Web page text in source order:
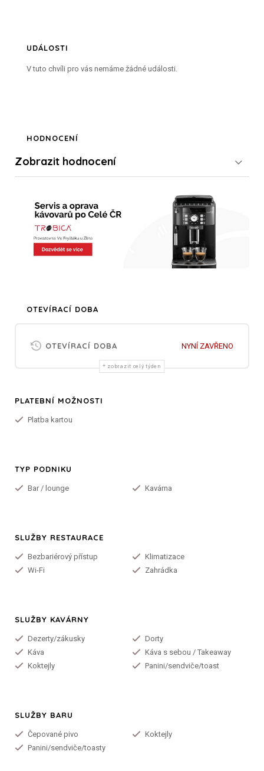
UDÁLOSTI
V tuto chvíli pro vás nemáme žádné události.
HODNOCENÍ
Zobrazit hodnocení
OTEVÍRACÍ DOBA
OTEVÍRACÍ DOBA NYNÍ ZAVŘENO
zobrazit celý týden
PLATEBNÍ MOŽNOSTI
Platba kartou
TYP PODNIKU
Bar / lounge Kavárna
SLUŽBY RESTAURACE
Bezbariérový přístup
Klimatizace
Wi-Fi
Zahrádka
SLUŽBY KAVÁRNY
Dezerty/zákusky
Dorty
Káva
Káva s sebou / Takeaway
Koktejly
Panini/sendviče/toast
SLUŽBY BARU
Čepované pivo
Koktejly
Panini/sendviče/toasty